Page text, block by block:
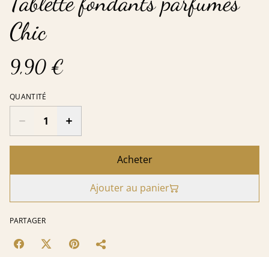
Chic
9,90 €
QUANTITÉ
Acheter
Ajouter au panier
PARTAGER